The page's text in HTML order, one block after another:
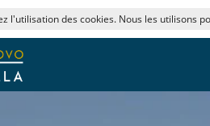
l'utilisation des cookies. Nous les utilisons